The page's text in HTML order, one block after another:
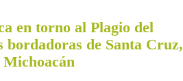
en torno al Plagio del
bordadoras de Santa Cruz,